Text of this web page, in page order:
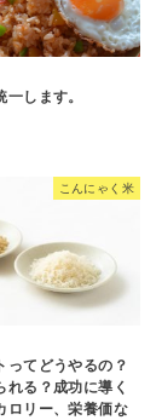
します。
こんにゃく米
ってどうやるの？
れる？成功に導く
ロリー、栄養価な